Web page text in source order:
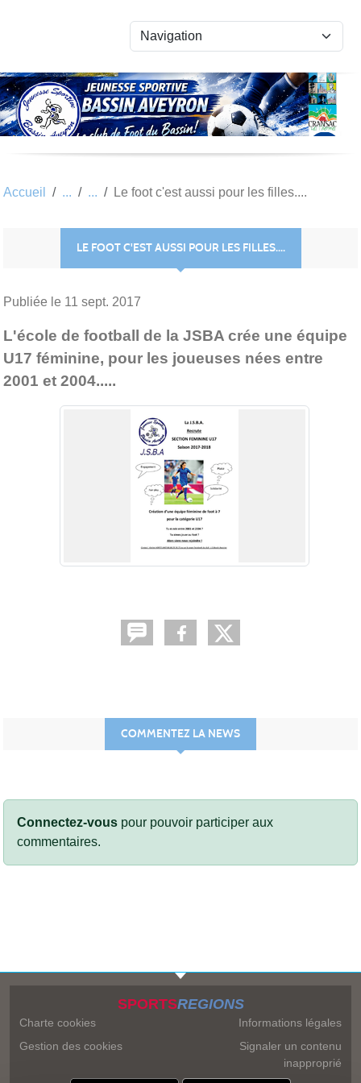
Accueil Le foot c'est aussi pour les filles....
LE FOOT C'EST AUSSI POUR LES FILLES....
Publiée le 11 sept. 2017
L'école de football de la JSBA crée une équipe
U17 féminine, pour les joueuses nées entre
2001 et 2004.....
COMMENTEZ LA NEWS
Connectez-vous pour pouvoir participer aux
commentaires.
SPORTSREGIONS
Charte cookies
Gestion des cookies
Informations légales
Signaler un contenu
inapproprié